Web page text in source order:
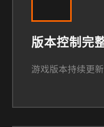
版本控制完
游戏版本持续更